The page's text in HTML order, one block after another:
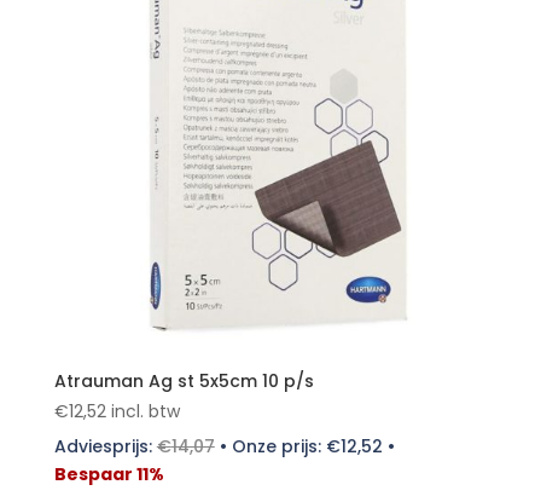
Atrauman Ag st 5x5cm 10 p/s
€12,52 incl. btw
Adviesprijs:€14,07• Onze prijs: €12,52 •
Bespaar 11%